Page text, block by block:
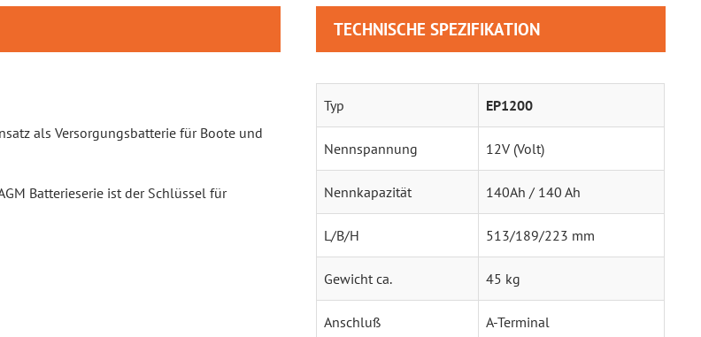
als Versorgungsbatterie für Boote und
Batterieserie ist der Schlüssel für
TECHNISCHE SPEZIFIKATION
Typ EP1200
Nennspannung 12V (Volt)
Nennkapazität 140Ah / 140 Ah
L/B/H 513/189/223 mm
Gewicht ca. 45 kg
Anschluß A-Terminal